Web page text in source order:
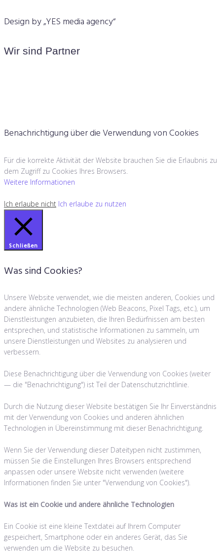
Design by „YES media agency“
Wir sind Partner
Benachrichtigung über die Verwendung von Cookies
Für die korrekte Aktivität der Website brauchen Sie die Erlaubnis zu
dem Zugriff zu Cookies Ihres Browsers.
Weitere Informationen
Ich erlaube nicht Ich erlaube zu nutzen
Schließen
Was sind Cookies?
Unsere Website verwendet, wie die meisten anderen, Cookies und
andere ähnliche Technologien (Web Beacons, Pixel Tags, etc.), um
Dienstleistungen anzubieten, die Ihren Bedürfnissen am besten
entsprechen, und statistische Informationen zu sammeln, um
unsere Dienstleistungen und Websites zu analysieren und
verbessern.
Diese Benachrichtigung über die Verwendung von Cookies (weiter
— die "Benachrichtigung") ist Teil der Datenschutzrichtlinie.
Durch die Nutzung dieser Website bestätigen Sie Ihr Einverständnis
mit der Verwendung von Cookies und anderen ähnlichen
Technologien in Übereinstimmung mit dieser Benachrichtigung.
Wenn Sie der Verwendung dieser Dateitypen nicht zustimmen,
müssen Sie die Einstellungen Ihres Browsers entsprechend
anpassen oder unsere Website nicht verwenden (weitere
Informationen finden Sie unter "Verwendung von Cookies").
Was ist ein Cookie und andere ähnliche Technologien
Ein Cookie ist eine kleine Textdatei auf Ihrem Computer
gespeichert, Smartphone oder ein anderes Gerät, das Sie
verwenden um die Website zu besuchen.